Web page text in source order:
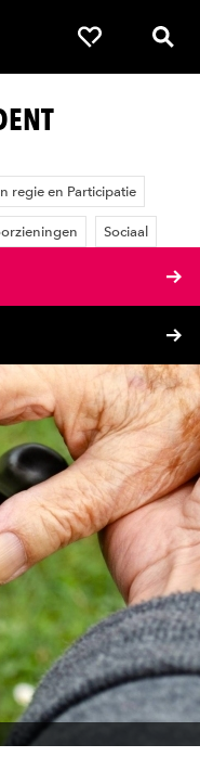
Favorieten
regie en Participatie
Sociaal